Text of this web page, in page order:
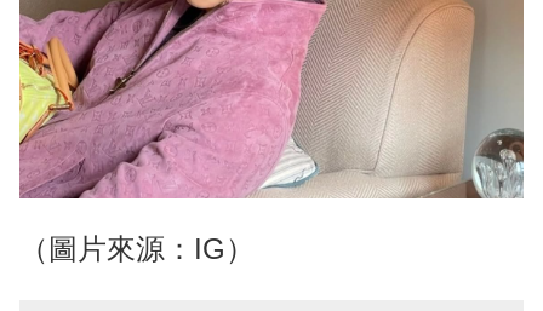
（圖片來源：IG）